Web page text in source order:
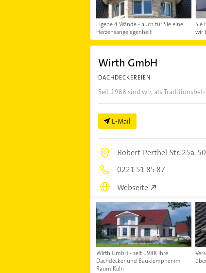
Eigene 4 Wände - auch für Sie eine
Herzensangelegenheit
Sie
wir
Wirth GmbH
DACHDECKEREIEN
Seit 1988 sind wir, als
E-Mail
Robert-Perthel-Str. 25a,
0221 51 85 87
Webseite
Wirth GmbH - seit 1988 Ihre
Dachdecker und Bauklempner im
Raum Köln